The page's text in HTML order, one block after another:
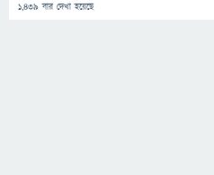
1,439 বার দেখা হয়েছে